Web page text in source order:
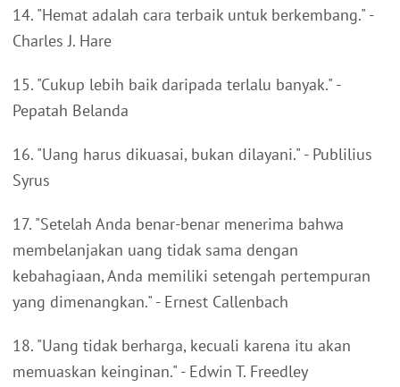
14. "Hemat adalah cara terbaik untuk berkembang." -
Charles J. Hare
15. "Cukup lebih baik daripada terlalu banyak." -
Pepatah Belanda
16. "Uang harus dikuasai, bukan dilayani." - Publilius
Syrus
17. "Setelah Anda benar-benar menerima bahwa
membelanjakan uang tidak sama dengan
kebahagiaan, Anda memiliki setengah pertempuran
yang dimenangkan." - Ernest Callenbach
18. "Uang tidak berharga, kecuali karena itu akan
memuaskan keinginan." - Edwin T. Freedley